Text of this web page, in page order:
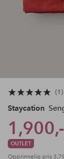
1
Staycation
1,900,-
OUTLET
Opprinnelig pris